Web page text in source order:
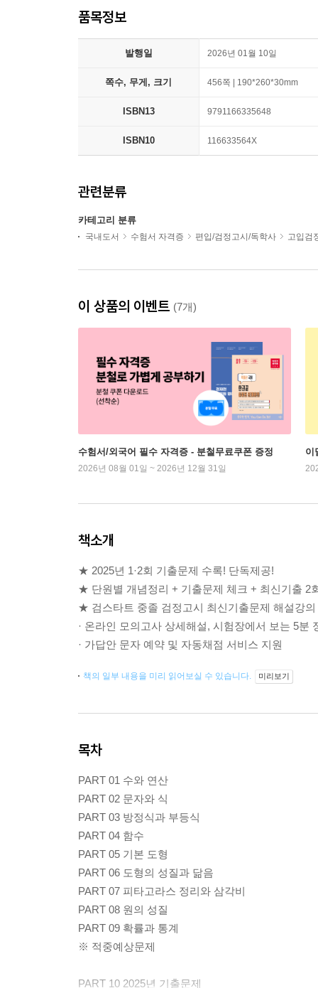
품목정보
발행일 2026년 01월 10일
쪽수, 무게, 크기 456쪽 | 190*260*30mm
ISBN13 9791166335648
ISBN10 116633564X
관련분류
카테고리 분류
국내도서 수험서 자격증 편입/검정고시/독학사 고입검
이 상품의 이벤트 (7개)
수험서/외국어 필수 자격증 - 분철무료쿠폰 증정
2026년 08월 01일 ~ 2026년 12월 31일
이
책소개
★ 2025년 1·2회 기출문제 수록! 단독제공!
★ 단원별 개념정리 + 기출문제 체크 + 최신기출 2
★ 검스타트 중졸 검정고시 최신기출문제 해설강
· 온라인 모의고사 상세해설, 시험장에서 보는 5분
· 가답안 문자 예약 및 자동채점 서비스 지원
책의 일부 내용을 미리 읽어보실 수 있습니다. 미리보기
목차
PART 01 수와 연산
PART 02 문자와 식
PART 03 방정식과 부등식
PART 04 함수
PART 05 기본 도형
PART 06 도형의 성질과 닮음
PART 07 피타고라스 정리와 삼각비
PART 08 원의 성질
PART 09 확률과 통계
※ 적중예상문제
PART 10 2025년 기출문제